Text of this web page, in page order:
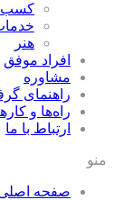
كسب و
هنر
افراد موفق
مشاوره
راهنمای
راه‌ها و
ارتباط با ما
منو
صفحه